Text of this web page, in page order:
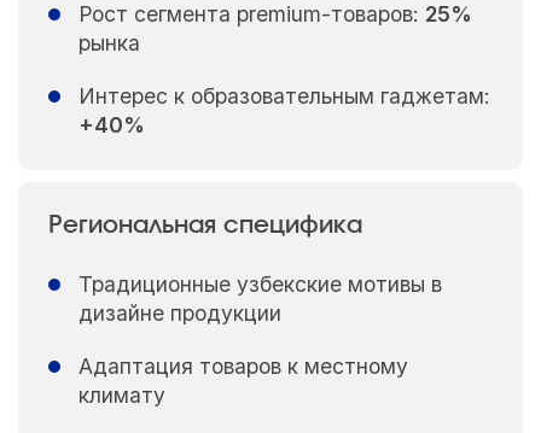
Рост сегмента premium-товаров: 25%
рынка
Интерес к образовательным гаджетам:
+40%
Региональная специфика
Традиционные узбекские мотивы в
дизайне продукции
Адаптация товаров к местному
климату